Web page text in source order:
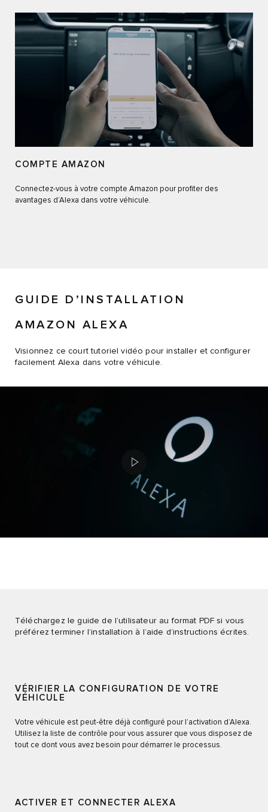
COMPTE AMAZON
Connectez-vous à votre compte Amazon pour profiter des
avantages d’Alexa dans votre véhicule.
GUIDE D’INSTALLATION
AMAZON ALEXA
Visionnez ce court tutoriel vidéo pour installer et configurer
facilement Alexa dans votre véhicule.
Téléchargez le guide de l’utilisateur au format PDF si vous
préférez terminer l’installation à l’aide d’instructions écrites.
VÉRIFIER LA CONFIGURATION DE VOTRE
VÉHICULE
Votre véhicule est peut-être déjà configuré pour l’activation d’Alexa.
Utilisez la liste de contrôle pour vous assurer que vous disposez de
tout ce dont vous avez besoin pour démarrer le processus.
ACTIVER ET CONNECTER ALEXA